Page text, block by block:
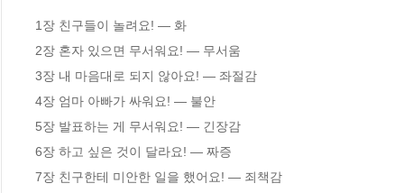
1장 친구들이 놀려요! ― 화
2장 혼자 있으면 무서워요! ― 무서움
3장 내 마음대로 되지 않아요! ― 좌절감
4장 엄마 아빠가 싸워요! ― 불안
5장 발표하는 게 무서워요! ― 긴장감
6장 하고 싶은 것이 달라요! ― 짜증
7장 친구한테 미안한 일을 했어요! ― 죄책감